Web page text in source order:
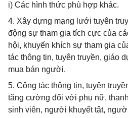
i) Các hình thức phù hợp khác.
4. Xây dựng mạng lưới tuyên
động sự tham gia tích cực của
hội, khuyến khích sự tham gia
tác thông tin, tuyên truyền, giáo
mua bán người.
5. Công tác thông tin, tuyên
tăng cường đối với phụ nữ,
sinh viên, người khuyết tật,